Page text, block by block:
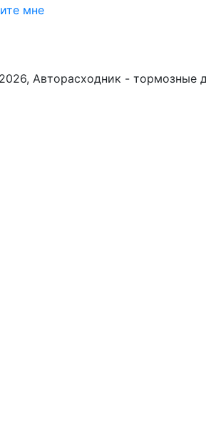
мне
Авторасходник - тормозные